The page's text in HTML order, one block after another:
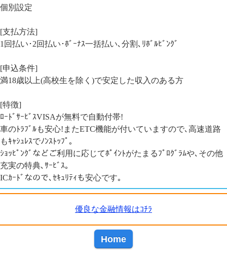
個別設定
[支払方法]
1回払い･2回払い･ﾎﾞｰﾅｽ一括払い､分割､ﾘﾎﾞﾙﾋﾞﾝｸﾞ
[申込条件]
満18歳以上(高校生を除く)で安定した収入のある方
[特徴]
ﾛｰﾄﾞｻｰﾋﾞｽVISAが無料で自動付帯!
車のﾄﾗﾌﾞﾙも安心!またETC機能が付いていますので､高速道路
もｷｬｼｭﾚｽでﾉﾝｽﾄｯﾌﾟ｡
ｼｮｯﾋﾟﾝｸﾞなどご利用に応じてﾎﾟｲﾝﾄがたまるﾌﾟﾛｸﾞﾗﾑや､その他
充実の特典､ｻｰﾋﾞｽ｡
ICｶｰﾄﾞなので､ｾｷｭﾘﾃｨも安心です｡
優良な金融情報はｺﾁﾗ
Home